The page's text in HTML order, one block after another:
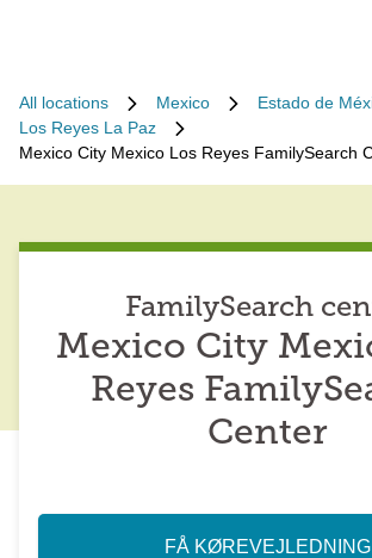
All locations Mexico
Estado de
Los Reyes La Paz
Mexico City Mexico Los Reyes FamilySearch
FamilySearch
Mexico City
Reyes
Center
FÅ KØREVEJLEDNING